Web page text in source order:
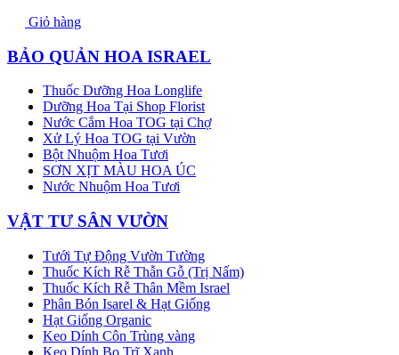
Giỏ hàng
BẢO QUẢN HOA ISRAEL
Thuốc Dưỡng Hoa Longlife
Dưỡng Hoa Tại Shop Florist
Nước Cắm Hoa TOG tại Chợ
Xử Lý Hoa TOG tại Vườn
Bột Nhuộm Hoa Tươi
SƠN XỊT MÀU HOA ÚC
Nước Nhuộm Hoa Tươi
VẬT TƯ SÂN VƯỜN
Tưới Tự Động Vườn Tường
Thuốc Kích Rễ Thẫn Gỗ (Trị Nấm)
Thuốc Kích Rễ Thân Mềm Israel
Phân Bón Isarel & Hạt Giống
Hạt Giống Organic
Keo Dính Côn Trùng vàng
Keo Dính Bọ Trĩ Xanh